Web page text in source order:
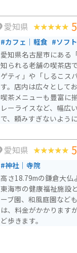
愛知県 5
#カフェ｜軽食 #ソフ
愛知県名古屋市にある
知られる老舗の喫茶店
ゲティ」や「しるこス
す。店内は広々として
喫茶メニューも豊富に
レーライスなど、幅広
で、頼みすぎないよう
愛知県 5
#神社｜寺院
高さ18.79mの鎌倉大仏
東海市の健康福祉施設
ーブ園、和風庭園などもあります。 トレ
は、料金がかかります
ど歩きます。